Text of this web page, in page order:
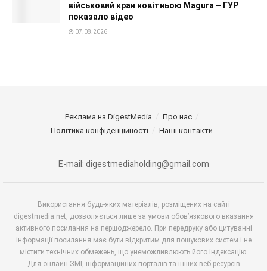
військовий кран новітньою Magura – ГУР
показало відео
07.08.2026
Реклама на DigestMedia
Про нас
Політика конфіденційності
Наші контакти
E-mail: digestmediaholding@gmail.com
Використання будь-яких матеріалів, розміщених на сайті
digestmedia.net, дозволяється лише за умови обов’язкового вказання
активного посилання на першоджерело. При передруку або цитуванні
інформації посилання має бути відкритим для пошукових систем і не
містити технічних обмежень, що унеможливлюють його індексацію.
Для онлайн-ЗМІ, інформаційних порталів та інших веб-ресурсів